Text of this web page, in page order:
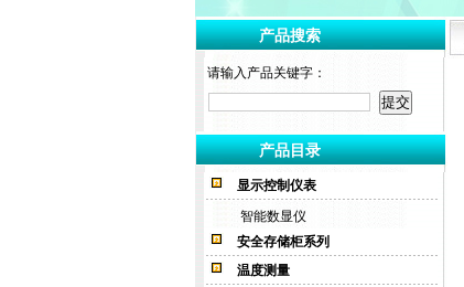
产品搜索
请输入产品关键字：
产品目录
显示控制仪表
智能数显仪
安全存储柜系列
温度测量